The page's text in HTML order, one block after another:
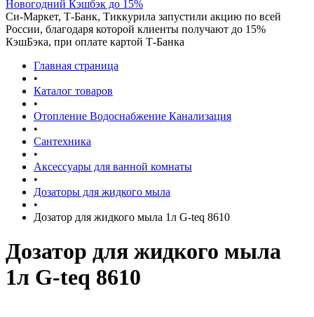
Новогодний Кэшбэк до 15%
Си-Маркет, Т-Банк, Тиккурила запустили акцию по всей
России, благодаря которой клиенты получают до 15%
КэшБэка, при оплате картой Т-Банка
Главная страница
•
Каталог товаров
•
Отопление Водоснабжение Канализация
•
Сантехника
•
Аксессуары для ванной комнаты
•
Дозаторы для жидкого мыла
•
Дозатор для жидкого мыла 1л G-teq 8610
Дозатор для жидкого мыла
1л G-teq 8610